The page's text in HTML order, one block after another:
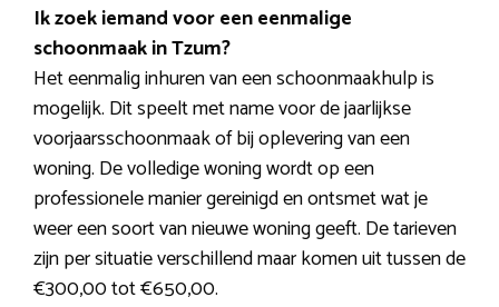
Ik zoek iemand voor een eenmalige
schoonmaak in Tzum?
Het eenmalig inhuren van een schoonmaakhulp is
mogelijk. Dit speelt met name voor de jaarlijkse
voorjaarsschoonmaak of bij oplevering van een
woning. De volledige woning wordt op een
professionele manier gereinigd en ontsmet wat je
weer een soort van nieuwe woning geeft. De tarieven
zijn per situatie verschillend maar komen uit tussen de
€300,00 tot €650,00.